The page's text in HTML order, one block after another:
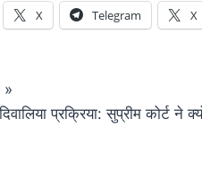
X Telegram X
»
प्रक्रिया: सुप्रीम कोर्ट ने